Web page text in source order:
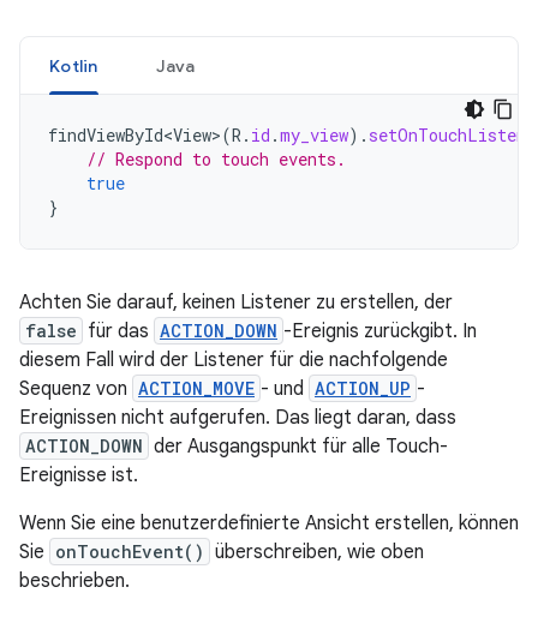
Kotlin Java
findViewById<View>(R . id .my_view).
// Respond to touch events.
true
}
Achten Sie darauf, keinen Listener zu erstellen, der
false für das ACTION_DOWN -Ereignis zurückgibt. In
diesem Fall wird der Listener für die nachfolgende
Sequenz von ACTION_MOVE - und ACTION_UP -
Ereignissen nicht aufgerufen. Das liegt daran, dass
ACTION_DOWN der Ausgangspunkt für alle Touch-
Ereignisse ist.
Wenn Sie eine benutzerdefinierte Ansicht erstellen, können
Sie onTouchEvent() überschreiben, wie oben
beschrieben.